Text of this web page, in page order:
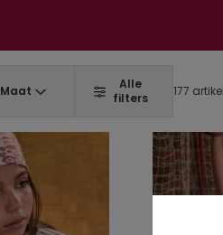
Maat
Alle
filters
177